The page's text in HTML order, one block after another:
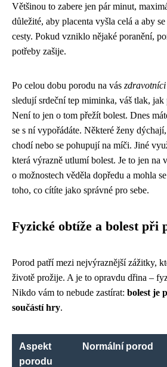
Většinou to zabere jen pár minut,
důležité, aby placenta vyšla celá a aby
cesty. Pokud vzniklo nějaké poranění,
potřeby zašije.
Po celou dobu porodu na vás
sledují srdeční tep miminka, váš tlak,
Není to jen o tom přežít bolest. Dnes
se s ní vypořádáte. Některé ženy
chodí nebo se pohupují na míči. Jiné
která výrazně utlumí bolest. Je to jen na
o možnostech věděla dopředu a mohla
toho, co cítíte jako správné pro sebe.
Fyzické obtíže a bolest při
Porod patří mezi nejvýraznější zážitky,
životě prožije. A je to opravdu dřina –
Nikdo vám to nebude zastírat: bolest je
součástí hry.
Aspekt
porodu
Normální porod